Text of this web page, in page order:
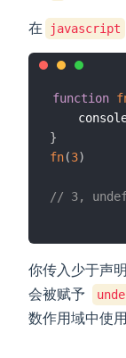
在 javascript
function
}
fn(3)
// 3,
你传入少于声明
会被赋予
数作用域中使